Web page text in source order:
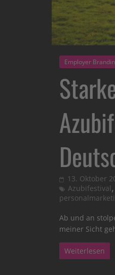
Employer
13. Oktober
Azubifestival,
Ab und an
meiner Sicht
Weiterlesen